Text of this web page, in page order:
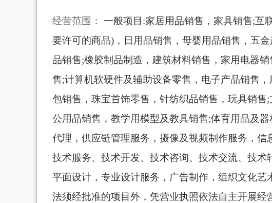
经营范围：
一般项目:家居用品销售，家具销售;互
要许可的商品)，日用品销售，母婴用品销售，五金
品销售;橡胶制品制造，建筑材料销售，家用电器
售;计算机软硬件及辅助设备零售，电子产品销售
包销售，珠宝首饰零售，针纺织品销售，玩具销售
公用品销售，教学用模型及教具销售;体育用品及
代理，供应链管理服务，摄像及视频制作服务，信
技术服务、技术开发、技术咨询、技术交流、技术
平面设计，专业设计服务，广告制作，组织文化艺
法须经批准的项目外，凭营业执照依法自主开展经